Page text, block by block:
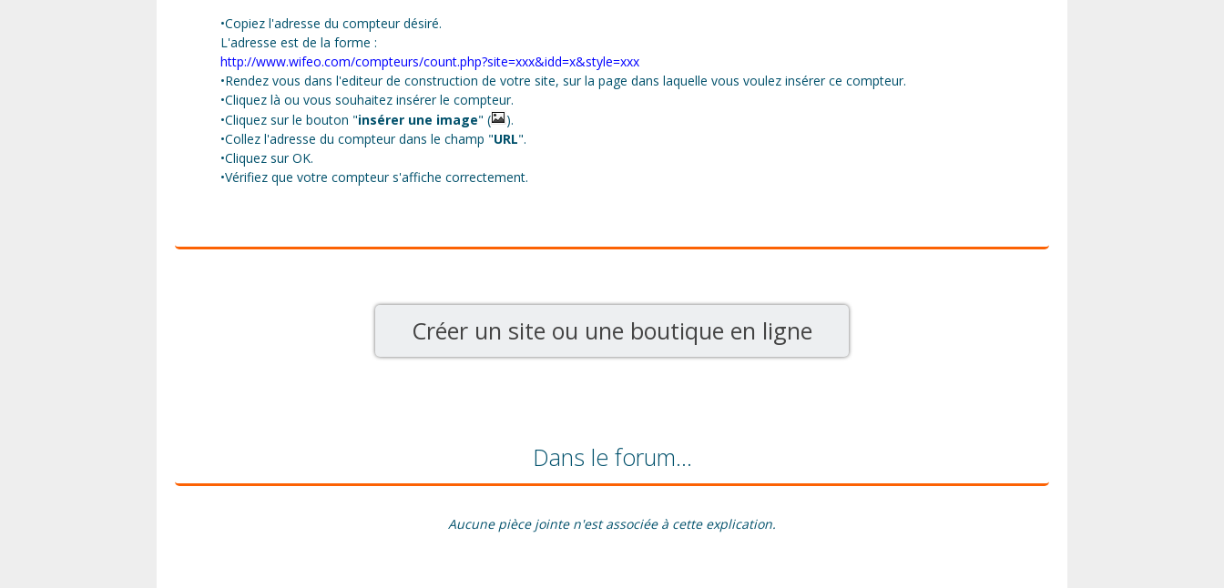
•Copiez l'adresse du compteur désiré.
L'adresse est de la forme :
http://www.wifeo.com/compteurs/count.php?site=xxx&idd=x&style=xxx
•Rendez vous dans l'editeur de construction de votre site, sur la page dans laquelle vous voulez insérer ce compteur.
•Cliquez là ou vous souhaitez insérer le compteur.
•Cliquez sur le bouton "insérer une image" (
).
•Collez l'adresse du compteur dans le champ "URL".
•Cliquez sur OK.
•Vérifiez que votre compteur s'affiche correctement.
Créer un site ou une boutique en ligne
Dans le forum...
Aucune pièce jointe n'est associée à cette explication.